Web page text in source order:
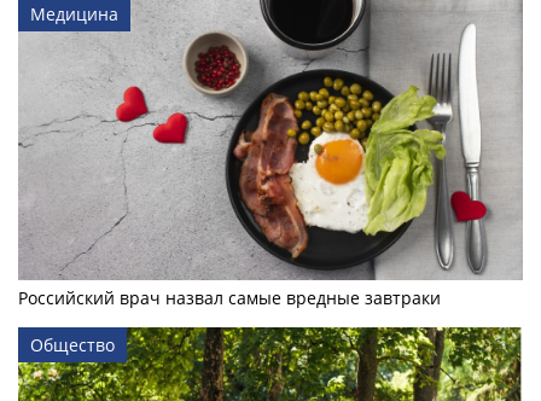
Медицина
Российский врач назвал самые вредные завтраки
Общество